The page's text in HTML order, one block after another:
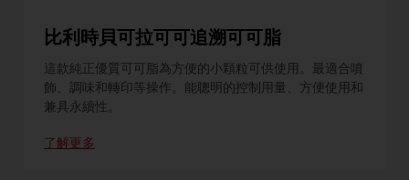
比利時貝可拉可可追溯可可脂
這款純正優質可可脂為方便的小顆粒可供使用。最適合噴
飾、調味和轉印等操作。能聰明的控制用量、方便使用和
兼具永續性。
了解更多